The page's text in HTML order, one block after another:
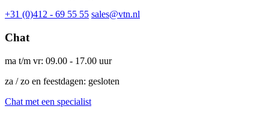
+31 (0)412 - 69 55 55 sales@vtn.nl
Chat
ma t/m vr: 09.00 - 17.00 uur
za / zo en feestdagen: gesloten
Chat met een specialist